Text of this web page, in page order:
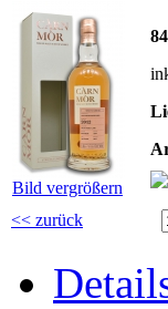
Bild vergrößern
<< zurück